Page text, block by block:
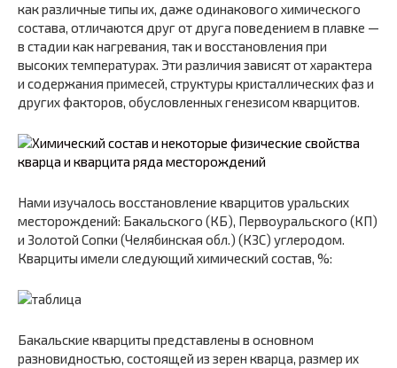
как различные типы их, даже одинаково­го химического
состава, отличаются друг от друга поведе­нием в плавке —
в стадии как нагревания, так и восстанов­ления при
высоких температурах. Эти различия зависят от характера
и содержания примесей, структуры кристаллических фаз и
других факторов, обусловленных генезисом кварцитов.
Нами изучалось восстановление кварцитов уральских
месторожде­ний: Бакальского (КБ), Первоуральского (КП)
и Золотой Сопки (Че­лябинская обл.) (КЗС) углеродом.
Кварциты имели следующий хими­ческий состав, %:
Бакальские кварциты представлены в основном
разновидностью, состоящей из зерен кварца, размер их